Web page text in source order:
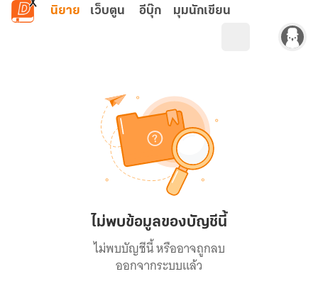
ข้ามไปยังเนื้อหาหลัก
นิยาย เว็บตูน อีบุ๊ก มุมนักเขียน
ไม่พบข้อมูลของบัญชีนี้
ไม่พบบัญชีนี้ หรืออาจถูกลบ
ออกจากระบบแล้ว